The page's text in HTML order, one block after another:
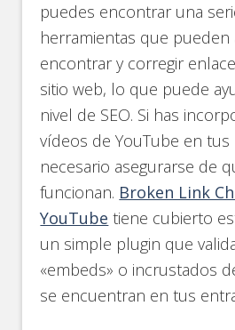
puedes encontrar una
herramientas que pueden
encontrar y corregir
sitio web, lo que puede
nivel de SEO. Si has
vídeos de YouTube en tus
necesario asegurarse de
funcionan. Broken Link
YouTube tiene cubierto
un simple plugin que
«embeds» o incrustados
se encuentran en tus